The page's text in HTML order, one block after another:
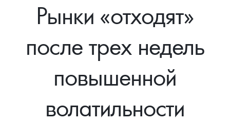
Инвестиционные монеты
Монеты Царской России
Монеты стран мира после 1950г
Георгий Победоносец
Как сделать заказ
Аналитика и события
Итоги 2025 года. Прогноз курсов золота, серебра, платины на
Рынки «отходят»
после трех недель
повышенной
волатильности